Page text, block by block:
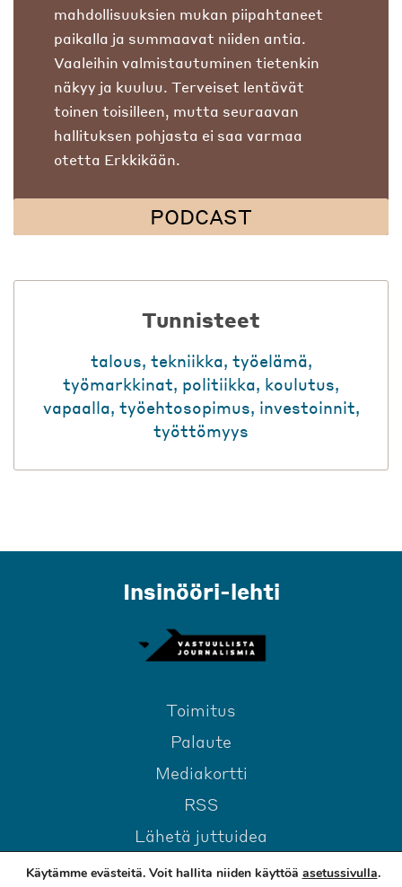
mahdollisuuksien mukan piipahtaneet
paikalla ja summaavat niiden antia.
Vaaleihin valmistautuminen tietenkin
näkyy ja kuuluu. Terveiset lentävät
toinen toisilleen, mutta seuraavan
hallituksen pohjasta ei saa varmaa
otetta Erkkikään.
PODCAST
Tunnisteet
talous, tekniikka, työelämä,
työmarkkinat, politiikka, koulutus,
vapaalla, työehtosopimus, investoinnit,
työttömyys
Insinööri-lehti
Toimitus
Palaute
Mediakortti
RSS
Lähetä juttuidea
Käytämme evästeitä. Voit hallita niiden käyttöä asetussivulla.